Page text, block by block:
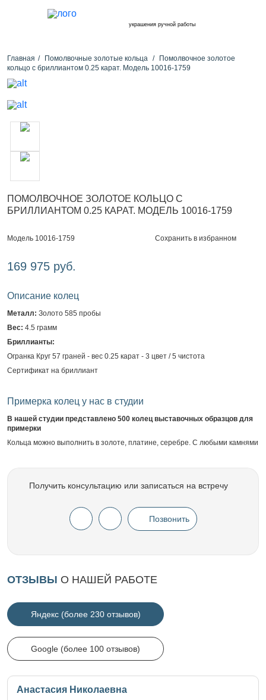
украшения ручной работы
Главная Помолвочные золотые кольца
Помолвочное золотое
кольцо с бриллиантом 0.25 карат. Модель 10016-1759
ПОМОЛВОЧНОЕ ЗОЛОТОЕ КОЛЬЦО С
БРИЛЛИАНТОМ 0.25 КАРАТ. МОДЕЛЬ 10016-1759
Модель 10016-1759 Сохранить в избранном
169 975 руб.
Описание колец
Металл: Золото 585 пробы
Вес: 4.5 грамм
Бриллианты:
Огранка Круг 57 граней - вес 0.25 карат - 3 цвет / 5 чистота
Сертификат на бриллиант
Примерка колец у нас в студии
В нашей студии представлено 500 колец выставочных образцов для
примерки
Кольца можно выполнить в золоте, платине, серебре. С любыми камнями
Получить консультацию или записаться на встречу
Позвонить
ОТЗЫВЫ О НАШЕЙ РАБОТЕ
Яндекс (более 230 отзывов)
Google (более 100 отзывов)
Анастасия Николаевна